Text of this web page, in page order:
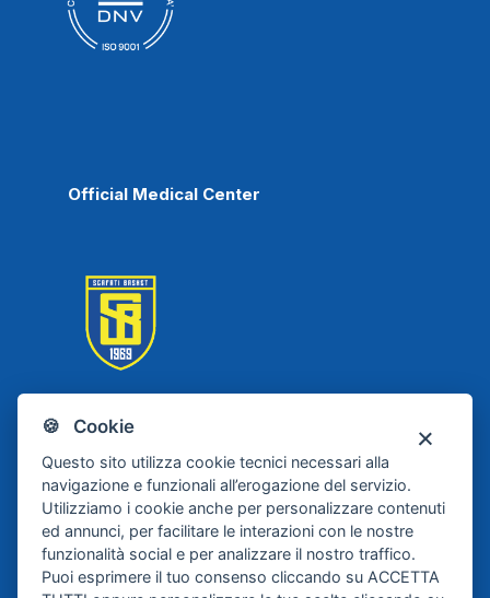
🍪 Cookie
Questo sito utilizza cookie tecnici necessari alla
navigazione e funzionali all’erogazione del servizio.
Utilizziamo i cookie anche per personalizzare contenuti
ed annunci, per facilitare le interazioni con le nostre
funzionalità social e per analizzare il nostro traffico.
Puoi esprimere il tuo consenso cliccando su ACCETTA
Official Medical Center
Scafati Basket